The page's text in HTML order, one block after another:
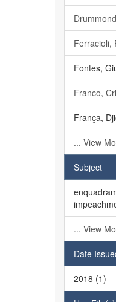
Ferracioli,
Fontes,
Franco,
França,
... View
Subject
... View
Date
2018 (1)